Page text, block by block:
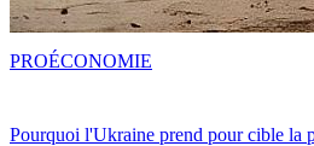
Pourquoi l'Ukraine prend pour cible la
PROÉCONOMIE